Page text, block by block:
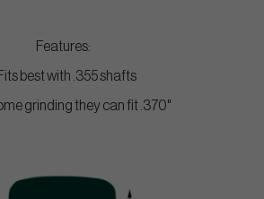
Features:
best with .355 shafts
grinding they can fit .370"